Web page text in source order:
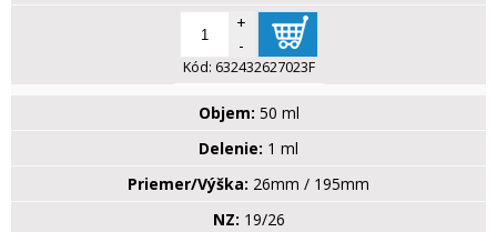
+
-
Kód: 632432627023F
Objem: 50 ml
Delenie: 1 ml
Priemer/Výška: 26mm / 195mm
NZ: 19/26